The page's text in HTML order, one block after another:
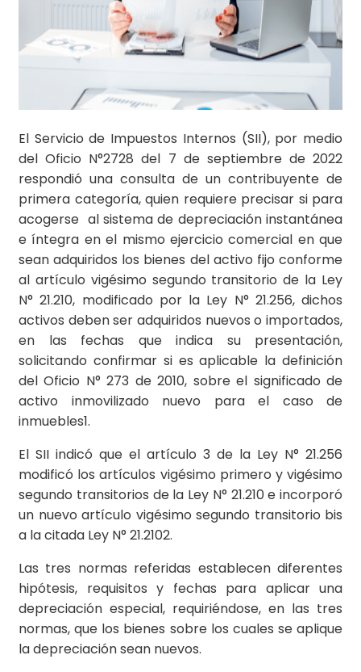
El Servicio de Impuestos Internos (SII), por medio
del Oficio N°2728 del 7 de septiembre de 2022
respondió una consulta de un contribuyente de
primera categoría, quien requiere precisar si para
acogerse al sistema de depreciación instantánea
e íntegra en el mismo ejercicio comercial en que
sean adquiridos los bienes del activo fijo conforme
al artículo vigésimo segundo transitorio de la Ley
N° 21.210, modificado por la Ley N° 21.256, dichos
activos deben ser adquiridos nuevos o importados,
en las fechas que indica su presentación,
solicitando confirmar si es aplicable la definición
del Oficio N° 273 de 2010, sobre el significado de
activo inmovilizado nuevo para el caso de
inmuebles1.
El SII indicó que el artículo 3 de la Ley N° 21.256
modificó los artículos vigésimo primero y vigésimo
segundo transitorios de la Ley N° 21.210 e incorporó
un nuevo artículo vigésimo segundo transitorio bis
a la citada Ley N° 21.2102.
Las tres normas referidas establecen diferentes
hipótesis, requisitos y fechas para aplicar una
depreciación especial, requiriéndose, en las tres
normas, que los bienes sobre los cuales se aplique
la depreciación sean nuevos.